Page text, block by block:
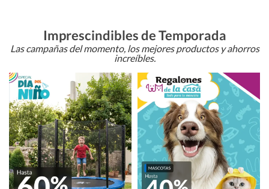
Imprescindibles de Temporada
Las campañas del momento, los mejores productos y ahorros
increíbles.